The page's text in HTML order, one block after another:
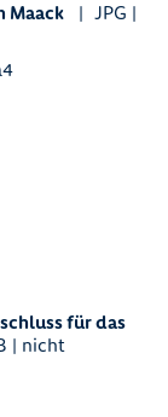
Maack
JPG |
für das
| nicht